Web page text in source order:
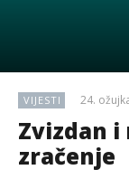
VIJESTI 24.
Zvizdan
zračenje